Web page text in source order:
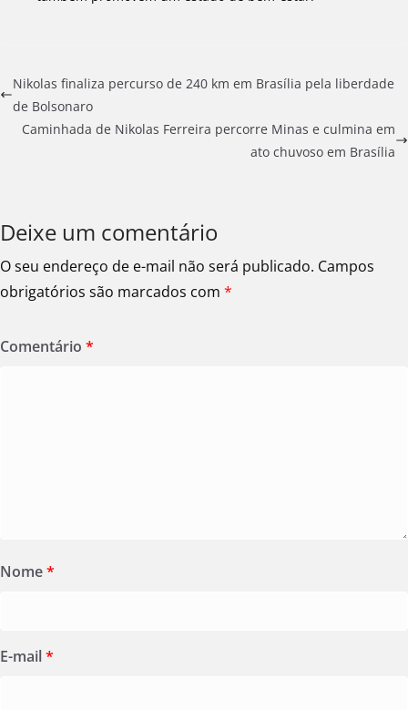
Nikolas finaliza percurso de 240 km em Brasília pela liberdade
de Bolsonaro
Caminhada de Nikolas Ferreira percorre Minas e culmina em
ato chuvoso em Brasília
Deixe um comentário
O seu endereço de e-mail não será publicado. Campos
obrigatórios são marcados com *
Comentário *
Nome*
E-mail*